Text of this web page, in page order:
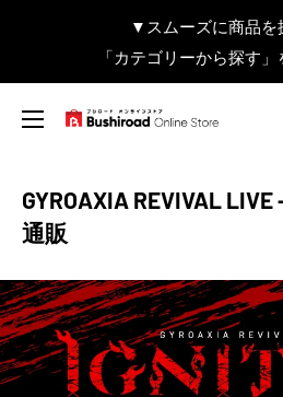
る
▼送料をおトクにお買物す
【こちらをクリ
＼予約受付中
BanG Dream! ちゃむりぃ みに
中！
▼「作品・ブランド
欲しい商品を手に
▼スムーズに商品を
「カテゴリーから探す」
▼お気に入り登録機能
【こちらをクリ
ブ
ー
ド
ン
ラ
イ
ン
ス
GYROAXIA REVIVAL
通販